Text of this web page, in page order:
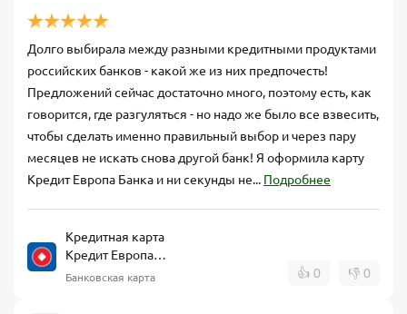
Долго выбирала между разными кредитными продуктами
российских банков - какой же из них предпочесть!
Предложений сейчас достаточно много, поэтому есть, как
говорится, где разгуляться - но надо же было все взвесить,
чтобы сделать именно правильный выбор и через пару
месяцев не искать снова другой банк! Я оформила карту
Кредит Европа Банка и ни секунды не... Подробнее
Кредитная карта
Кредит Европа
Банк CARD CREDIT
Банковская карта 👍 0 👎 0